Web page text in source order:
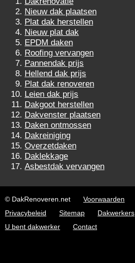
Nieuw dak plaatsen
Plat dak herstellen
Nieuw plat dak
EPDM daken
Roofing vervangen
Pannendak prijs
Hellend dak prijs
Plat dak renoveren
Leien dak prijs
Dakgoot herstellen
Dakvenster plaatsen
Daken ontmossen
Dakreiniging
Overzetdaken
Daklekkage
Asbestdak vervangen
© DakRenoveren.net Voorwaarden
Privacybeleid
Sitemap Dakwerkers
U bent dakwerker
Contact